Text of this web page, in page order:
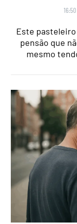
Este
pensão que
mesmo